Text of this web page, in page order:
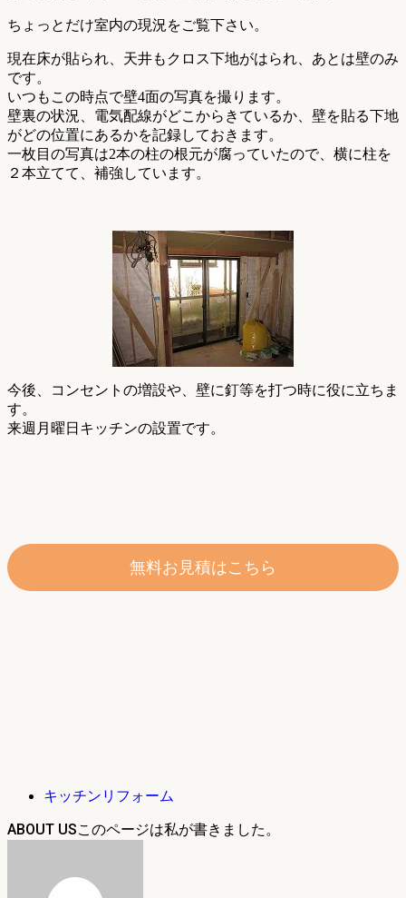
ちょっとだけ室内の現況をご覧下さい。
現在床が貼られ、天井もクロス下地がはられ、あとは壁のみ
です。
いつもこの時点で壁4面の写真を撮ります。
壁裏の状況、電気配線がどこからきているか、壁を貼る下地
がどの位置にあるかを記録しておきます。
一枚目の写真は2本の柱の根元が腐っていたので、横に柱を
２本立てて、補強しています。
今後、コンセントの増設や、壁に釘等を打つ時に役に立ちま
す。
来週月曜日キッチンの設置です。
無料お見積はこちら
キッチンリフォーム
ABOUT US